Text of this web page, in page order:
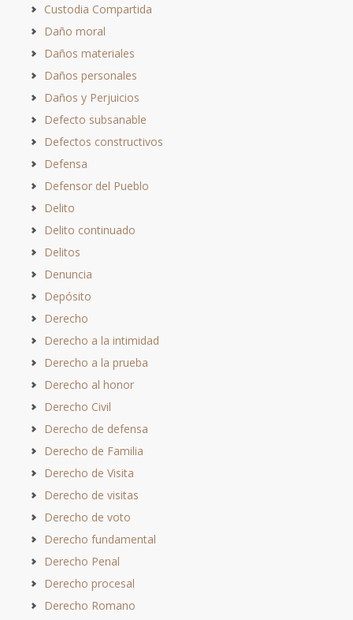
Custodia Compartida
Daño moral
Daños materiales
Daños personales
Daños y Perjuicios
Defecto subsanable
Defectos constructivos
Defensa
Defensor del Pueblo
Delito
Delito continuado
Delitos
Denuncia
Depósito
Derecho
Derecho a la intimidad
Derecho a la prueba
Derecho al honor
Derecho Civil
Derecho de defensa
Derecho de Familia
Derecho de Visita
Derecho de visitas
Derecho de voto
Derecho fundamental
Derecho Penal
Derecho procesal
Derecho Romano